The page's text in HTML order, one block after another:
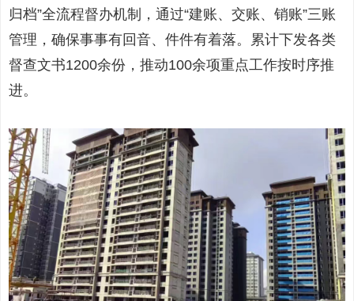
归档”全流程督办机制，通过“建账、交账、销账”三账
管理，确保事事有回音、件件有着落。累计下发各类
督查文书1200余份，推动100余项重点工作按时序推
进。